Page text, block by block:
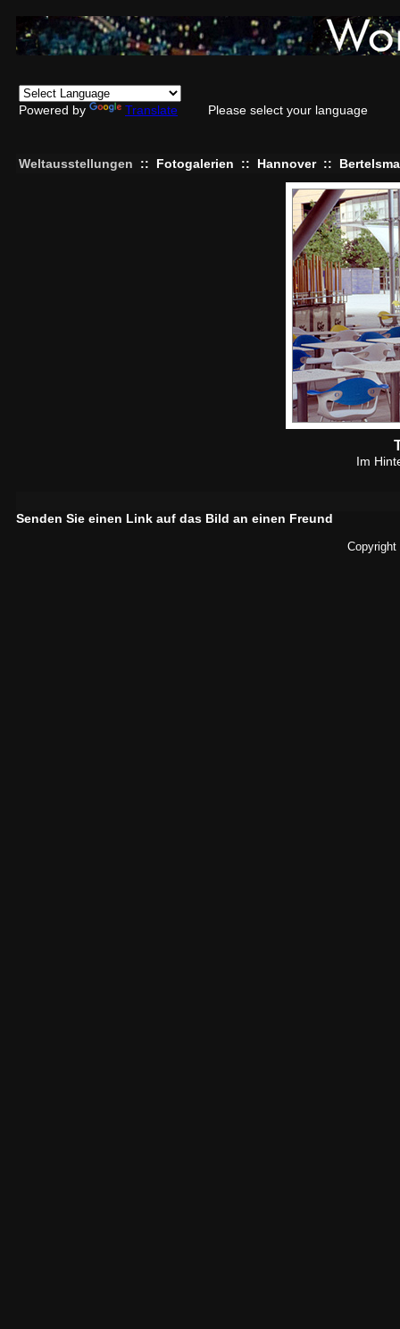
Powered by Translate Please select your language
Weltausstellungen :: Fotogalerien :: Hannover ::
Im
Senden Sie einen Link auf das Bild an einen Freund